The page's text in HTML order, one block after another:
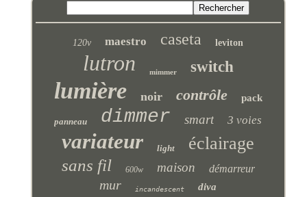
120v maestro caseta leviton
lutron mimmer switch
lumière noir contrôle pack
panneau dimmer smart 3 voies
variateur light éclairage
sans fil 600w maison démarreur
mur incandescent diva